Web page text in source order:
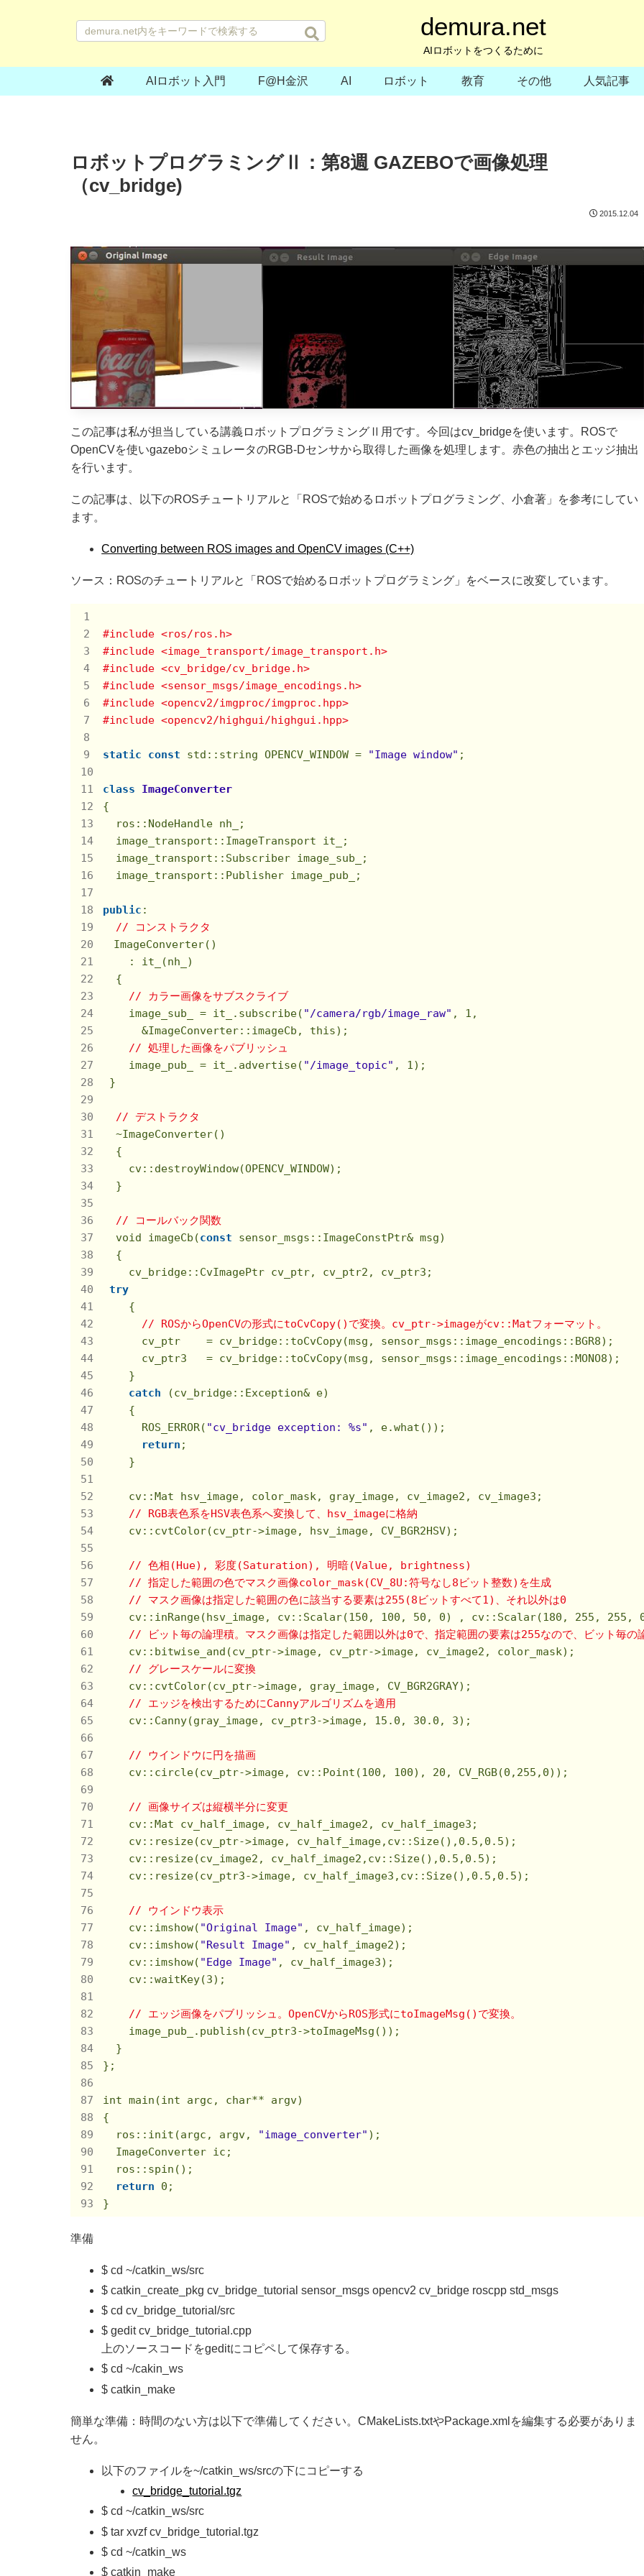
demura.net
AIロボットをつくるために
AIロボット入門 F@H金沢 AI ロボット 教育 その他 人気記事
ロボットプログラミングⅡ：第8週 GAZEBOで画像処理
（cv_bridge)
2015.12.04
この記事は私が担当している講義ロボットプログラミングⅡ用です。今回はcv_bridgeを使います。ROSで
OpenCVを使いgazeboシミュレータのRGB-Dセンサから取得した画像を処理します。赤色の抽出とエッジ抽出
を行います。
この記事は、以下のROSチュートリアルと「ROSで始めるロボットプログラミング、小倉著」を参考にしてい
ます。
Converting between ROS images and OpenCV images (C++)
ソース：ROSのチュートリアルと「ROSで始めるロボットプログラミング」をベースに改変しています。
#include <ros/ros.h>
#include <image_transport/image_transport.h>
#include <cv_bridge/cv_bridge.h>
#include <sensor_msgs/image_encodings.h>
#include <opencv2/imgproc/imgproc.hpp>
#include <opencv2/highgui/highgui.hpp>
static const std::string OPENCV_WINDOW = "Image window" ;
class
ImageConverter
{
  ros::NodeHandle nh_;
  image_transport::ImageTransport it_;
  image_transport::Subscriber image_sub_;
  image_transport::Publisher image_pub_;
public :
// コンストラクタ
ImageConverter()
    : it_(nh_)
  {
// カラー画像をサブスクラ
    image_sub_ = it_.subscribe(
"/camera/rgb/image_raw" , 1 ,
      &ImageConverter::imageCb, this);
// 処理した画像をパ
    image_pub_ = it_.advertise(
"/image_topic" , 1 );
}
// デストラクタ
  ~ImageConverter()
  {
    cv::destroyWindow(OPENCV_WINDOW);
  }
// コールバック関数
  void imageCb(
const sensor_msgs::ImageConstPtr& msg)
  {
    cv_bridge::CvImagePtr cv_ptr, cv_ptr2, cv_ptr3;
try
    {
// ROSからOpenCVの形式にtoCvCopy()で変換。cv_ptr->imageがcv::Matフォーマット。
      cv_ptr    = cv_bridge::toCvCopy(msg, sensor_msgs::image_encodings::BGR8);
      cv_ptr3   = cv_bridge::toCvCopy(msg, sensor_msgs::image_encodings::MONO8);
    }
catch (cv_bridge::Exception& e)
    {
      ROS_ERROR(
"cv_bridge exception: %s" , e.what());
return ;
    }
    cv::Mat hsv_image, color_mask, gray_image, cv_image2, cv_image3;
// RGB表色系をHSV表色系へ変換して、hsv_imageに格納
    cv::cvtColor(cv_ptr->image, hsv_image, CV_BGR2HSV);
// 色相(Hue), 彩度(Saturation), 明暗(Value, brightness)
// 指定した範囲の色でマスク画像color_mask(CV_8U:符号なし8ビット整数)を生成
// マスク画像は指定した範囲の色に該当する要素は
    cv::inRange(hsv_image, cv::Scalar(
150 , 100 , 50 , 0) , cv::Scalar(180 , 255 , 255 ,
// ビット毎の論理積。マスク画像は指定した範囲以外は0で、指定範囲の要素は255なので、ビット毎
    cv::bitwise_and(cv_ptr->image, cv_ptr->image, cv_image2, color_mask);
// グレースケールに変換
    cv::cvtColor(cv_ptr->image, gray_image, CV_BGR2GRAY);
// エッジを検出するためにCannyアルゴリズムを適用
    cv::Canny(gray_image, cv_ptr3->image,
15.0 , 30.0 , 3);
// ウインドウに円を描画
    cv::circle(cv_ptr->image, cv::Point(
100 , 100), 20 , CV_RGB(0 , 255 , 0));
// 画像サイズは縦横半分に変更
    cv::Mat cv_half_image, cv_half_image2, cv_half_image3;
    cv::resize(cv_ptr->image, cv_half_image,cv::Size(),
0.5 , 0.5);
    cv::resize(cv_image2, cv_half_image2,cv::Size(),
0.5 , 0.5);
    cv::resize(cv_ptr3->image, cv_half_image3,cv::Size(),
0.5 , 0.5);
// ウインドウ表
    cv::imshow(
"Original Image" , cv_half_image);
    cv::imshow(
"Result Image" , cv_half_image2);
    cv::imshow(
"Edge Image" , cv_half_image3);
    cv::waitKey(
3);
// エッジ画像をパブリッシュ。OpenCVからROS形
    image_pub_.publish(cv_ptr3->toImageMsg());
  }
};
int main(int argc, char** argv)
{
  ros::init(argc, argv,
"image_converter" );
  ImageConverter ic;
  ros::spin();
return
0 ;
準備
$ cd ~/catkin_ws/src
$ catkin_create_pkg cv_bridge_tutorial sensor_msgs opencv2 cv_bridge roscpp std_msgs
$ cd cv_bridge_tutorial/src
$ gedit cv_bridge_tutorial.cpp
上のソースコードをgeditにコピペして保存する。
$ cd ~/cakin_ws
$ catkin_make
簡単な準備：時間のない方は以下で準備してください。CMakeLists.txtやPackage.xmlを編集する必要がありま
せん。
以下のファイルを~/catkin_ws/srcの下にコピーする
cv_bridge_tutorial.tgz
$ cd ~/catkin_ws/src
$ tar xvzf cv_bridge_tutorial.tgz
$ cd ~/catkin_ws
$ catkin_make